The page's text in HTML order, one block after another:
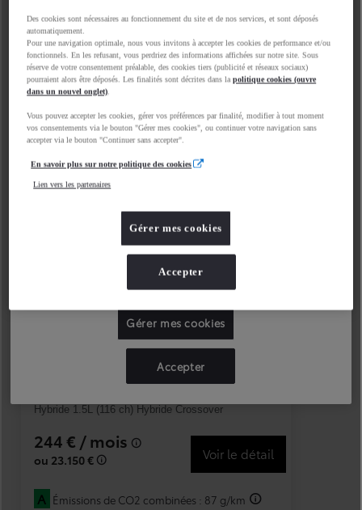
Des cookies sont nécessaires au fonctionnement du site et de nos services, et sont déposés
automatiquement.
Pour une navigation optimale, nous vous invitons à accepter les cookies de performance et/ou
fonctionnels. En les refusant, vous perdriez des informations affichées sur notre site. Sous
réserve de votre consentement préalable, des cookies tiers (publicité et réseaux sociaux)
pourraient alors être déposés. Les finalités sont décrites dans lapolitique cookies (ouvre
dans un nouvel onglet).
Vous pouvez accepter les cookies, gérer vos préférences par finalité, modifier à tout moment
vos consentements via le bouton "Gérer mes cookies", ou continuer votre navigation sans
accepter via le bouton "Continuer sans accepter".
En savoir plus sur notre politique des cookies
Lien vers les partenaires
Gérer mes cookies
Accepter